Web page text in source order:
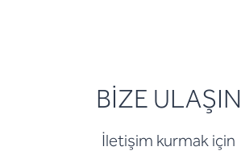
BİZE ULAŞIN
İletişim kurmak için